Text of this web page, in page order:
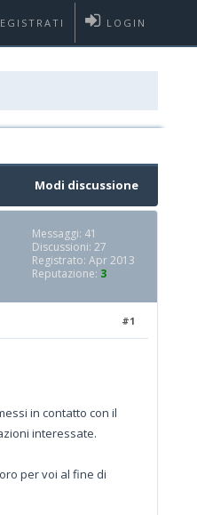
LOGIN
Modi discussione
Messaggi: 41
Discussioni: 27
Registrato: Apr 2013
Reputazione: 3
#1
in contatto con il
interessate.
per voi al fine di